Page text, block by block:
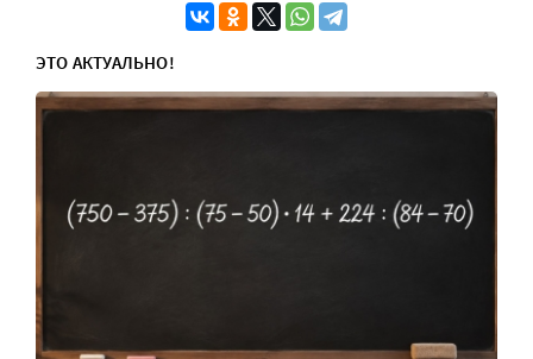
ЭТО АКТУАЛЬНО!